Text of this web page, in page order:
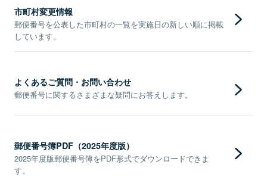
市町村変更情報
郵便番号を公表した市町村の一覧を実施日の新しい順に掲載
しています。
よくあるご質問・お問い合わせ
郵便番号に関するさまざまな疑問にお答えします。
郵便番号簿PDF（2025年度版）
2025年度版郵便番号簿をPDF形式でダウンロードできま
す。